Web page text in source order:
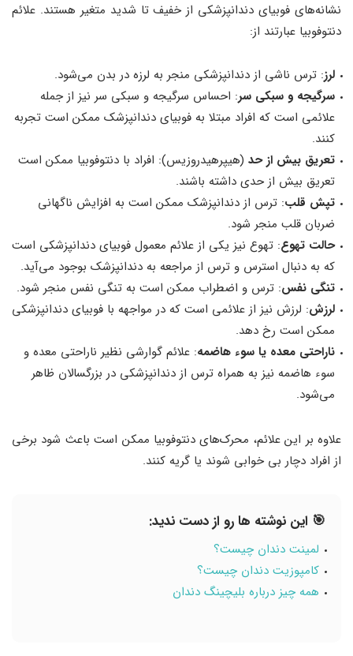
نشانه‌‌های فوبیای دندانپزشکی از خفیف تا شدید متغیر هستند. علائم
دنتوفوبیا عبارتند از:
لرز: ترس ناشی از دندانپزشکی منجر به لرزه در بدن می‌شود.
سرگیجه و سبکی سر: احساس سرگیجه و سبکی سر نیز از جمله
علائمی است که افراد مبتلا به فوبیای دندانپزشک ممکن است تجربه
کنند.
تعریق بیش از حد (هیپرهیدروزیس): افراد با دنتوفوبیا ممکن است
تعریق بیش از حدی داشته باشند.
تپش قلب: ترس از دندانپزشک ممکن است به افزایش ناگهانی
ضربان قلب منجر شود.
حالت تهوع: تهوع نیز یکی از علائم معمول فوبیای دندانپزشکی است
که به دنبال استرس و ترس از مراجعه به دندانپزشک بوجود می‌آید.
تنگی نفس: ترس و اضطراب ممکن است به تنگی نفس منجر شود.
لرزش: لرزش نیز از علائمی است که در مواجهه با فوبیای دندانپزشکی
ممکن است رخ دهد.
ناراحتی معده یا سوء هاضمه: علائم گوارشی نظیر ناراحتی معده و
سوء هاضمه نیز به همراه ترس از دندانپزشکی در بزرگسالان ظاهر
می‌شود.
علاوه بر این علائم، محرک‌های دنتوفوبیا ممکن است باعث شود برخی
از افراد دچار بی خوابی شوند یا گریه کنند.
🎯 این نوشته ها رو از دست ندید:
لمینت دندان چیست؟
کامپوزیت دندان چیست؟
همه چیز درباره بلیچینگ دندان